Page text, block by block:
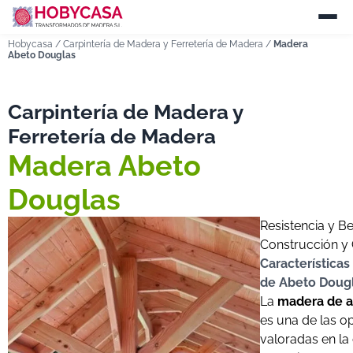
Hobycasa / Carpintería de Madera y Ferretería de Madera / Madera
Abeto Douglas
Carpintería de Madera y
Ferretería de Madera
Madera Abeto
Douglas
Resistencia y
Construcción y
de Abeto
La madera de
es una de las
valoradas en